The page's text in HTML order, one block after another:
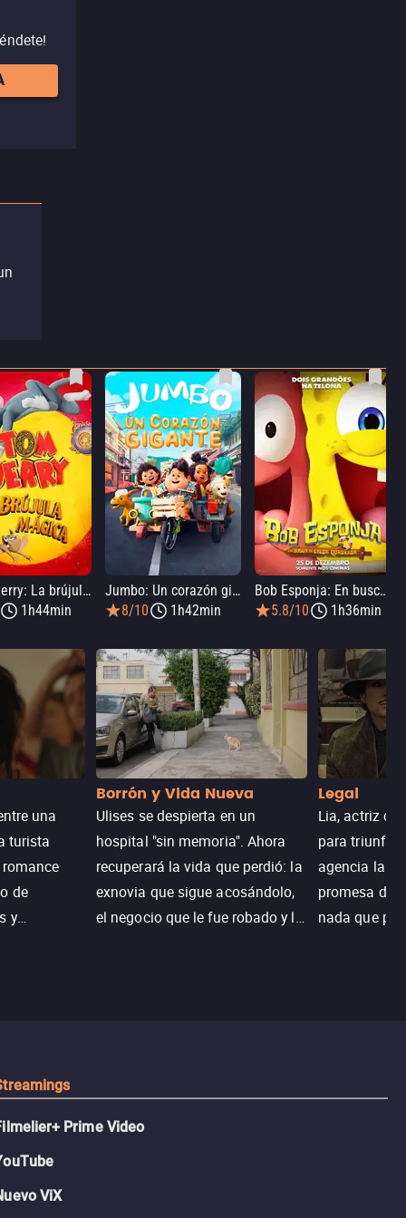
Tom y Jerry: La brújula mágica
1h44min
Jumbo: Un corazón gigante
8/10
1h42min
Bob Esponja: En busca de los pantalones cuadrados
5.8/10
1h36min
una
turista
de
y
Borrón y Vida Nueva
Ulises se despierta en un
hospital "sin memoria". Ahora
recuperará la vida que perdió: la
exnovia que sigue acosándolo,
el negocio que le fue robado y la
Legal
Lia, actriz
para triunfar
agencia la
promesa de
nada que
Prime Video
ViX